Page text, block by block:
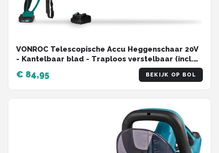
VONROC Telescopische Accu Heggenschaar 20V
- Kantelbaar blad - Traploos verstelbaar (incl.
€ 84,95 BEKIJK OP BOL